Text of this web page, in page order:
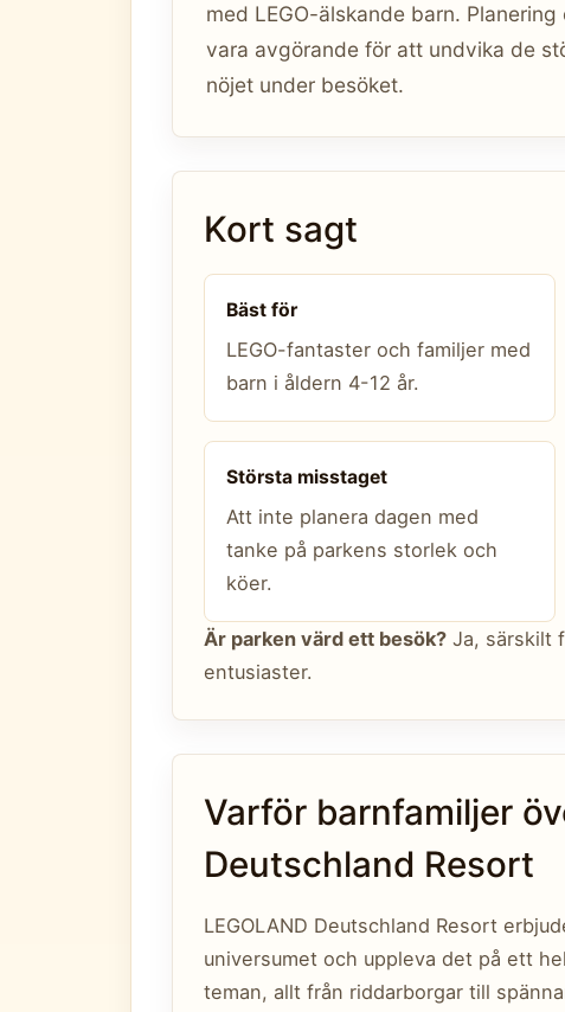
med LEGO-älskande barn.
vara avgörande för att undvika de
nöjet under besöket.
Kort sagt
Bäst för
LEGO-fantaster och familjer med
barn i åldern 4-12 år.
Största misstaget
Att inte planera dagen med
tanke på parkens storlek och
köer.
Är parken värd ett besök? Ja, särskilt
entusiaster.
Varför barnfamiljer
Deutschland Resort
LEGOLAND Deutschland Resort
universumet och uppleva det på ett
teman, allt från riddarborgar till